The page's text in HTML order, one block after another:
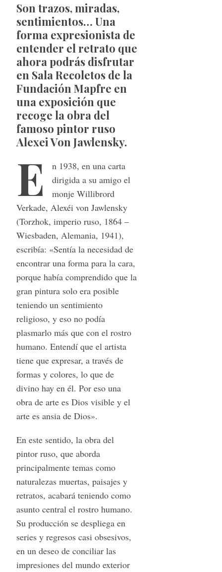
Son trazos, miradas,
sentimientos… Una
forma expresionista de
entender el retrato que
ahora podrás disfrutar
en Sala Recoletos de la
Fundación Mapfre en
una exposición que
recoge la obra del
famoso pintor ruso
Alexei Von Jawlensky.
E
n 1938, en una carta
dirigida a su amigo el
monje Willibrord
Verkade, Alexéi von Jawlensky
(Torzhok, imperio ruso, 1864 –
Wiesbaden, Alemania, 1941),
escribía: «Sentía la necesidad de
encontrar una forma para la cara,
porque había comprendido que la
gran pintura solo era posible
teniendo un sentimiento
religioso, y eso no podía
plasmarlo más que con el rostro
humano. Entendí que el artista
tiene que expresar, a través de
formas y colores, lo que de
divino hay en él. Por eso una
obra de arte es Dios visible y el
arte es ansia de Dios».
En este sentido, la obra del
pintor ruso, que aborda
principalmente temas como
naturalezas muertas, paisajes y
retratos, acabará teniendo como
asunto central el rostro humano.
Su producción se despliega en
series y regresos casi obsesivos,
en un deseo de conciliar las
impresiones del mundo exterior